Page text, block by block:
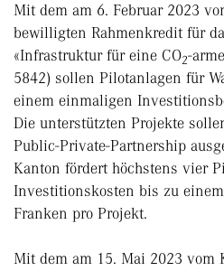
Mit dem am 6. Februar 2023
bewilligten Rahmenkredit für
«Infrastruktur für eine CO2-
5842) sollen Pilotanlagen für
einem einmaligen
Die unterstützten Projekte
Public-Private-Partnership
Kanton fördert höchstens vier
Investitionskosten bis zu
Franken pro Projekt.
Mit dem am 15. Mai 2023 vom